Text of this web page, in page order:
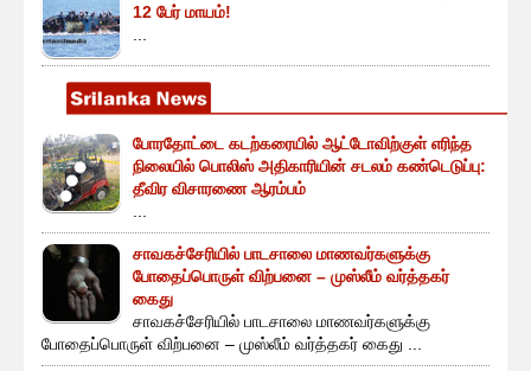
12 பேர் மாயம்!
போரதோட்டை கடற்கரையில் ஆட்டோவிற்குள் எரிந்த
நிலையில் பொலிஸ் அதிகாரியின் சடலம் கண்டெடுப்பு:
தீவிர விசாரணை ஆரம்பம்
சாவகச்சேரியில் பாடசாலை மாணவர்களுக்கு
போதைப்பொருள் விற்பனை – முஸ்லீம் வர்த்தகர்
கைது
சாவகச்சேரியில் பாடசாலை மாணவர்களுக்கு
போதைப்பொருள் விற்பனை – முஸ்லீம் வர்த்தகர் கைது ...